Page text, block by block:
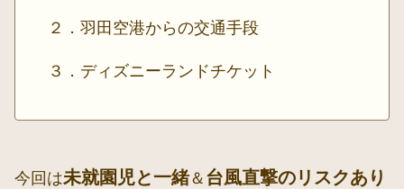
２．羽田空港からの交通手段
３．ディズニーランドチケット
今回は未就園児と一緒＆ 台風直撃のリスクあり